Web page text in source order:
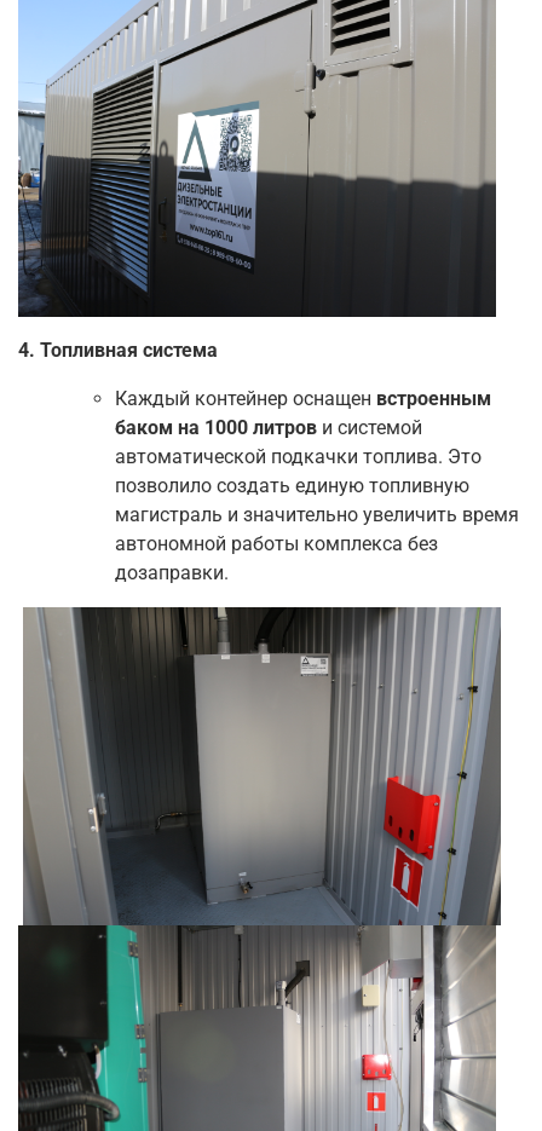
4. Топливная система
Каждый контейнер оснащен встроенным
баком на 1000 литров и системой
автоматической подкачки топлива. Это
позволило создать единую топливную
магистраль и значительно увеличить время
автономной работы комплекса без
дозаправки.